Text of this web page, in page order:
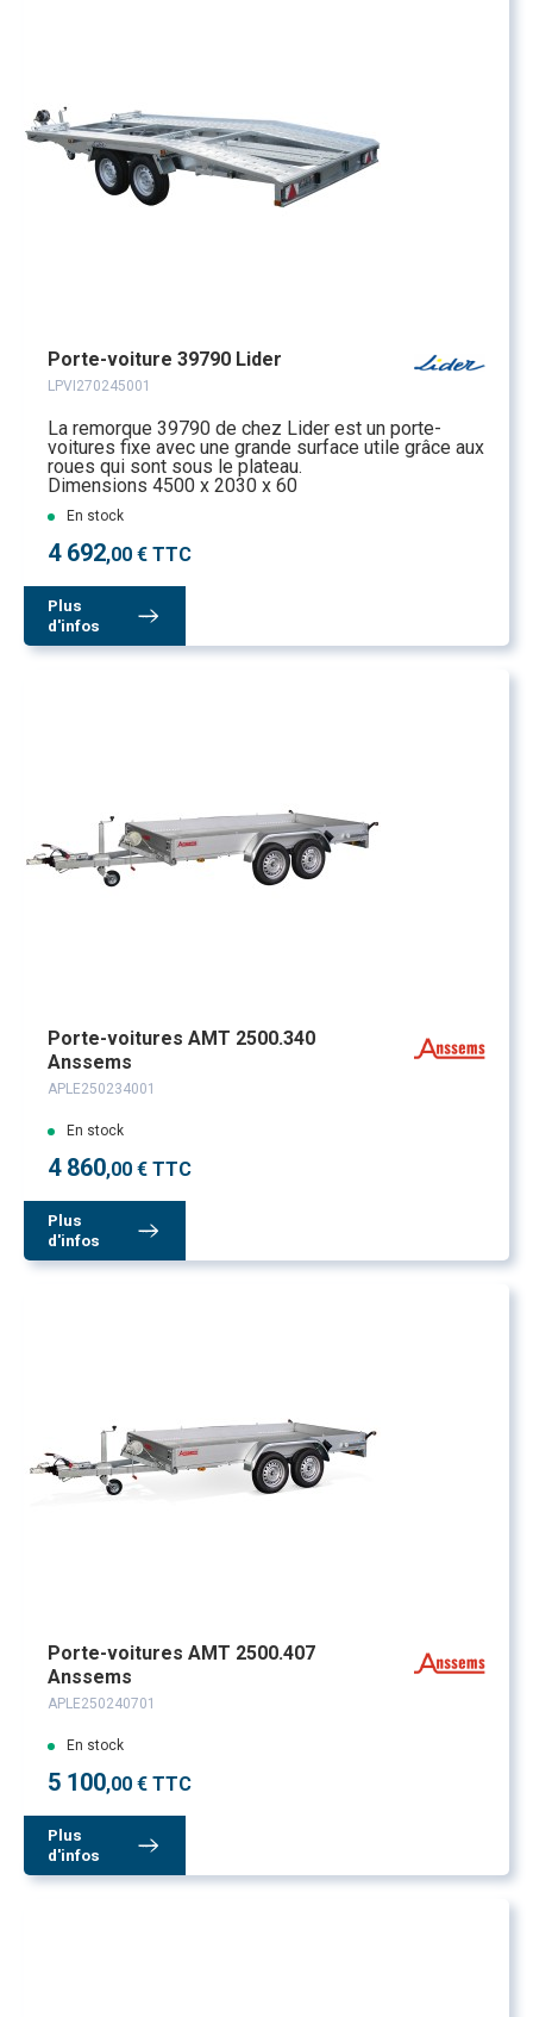
Porte-voiture 39790 Lider
LPVI270245001
La remorque 39790 de chez Lider est un porte-
voitures fixe avec une grande surface utile grâce aux
roues qui sont sous le plateau.
Dimensions 4500 x 2030 x 60
En stock
4 692,00 € TTC
Plus
d'infos
Porte-voitures AMT 2500.340
Anssems
APLE250234001
En stock
4 860,00 € TTC
Plus
d'infos
Porte-voitures AMT 2500.407
Anssems
APLE250240701
En stock
5 100,00 € TTC
Plus
d'infos